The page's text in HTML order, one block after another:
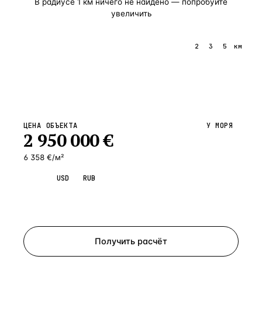
увеличить
2 3 5 км
ЦЕНА ОБЪЕКТА
2 950 000€
6 358 €/м²
У МОРЯ
USD RUB
Получить расчёт